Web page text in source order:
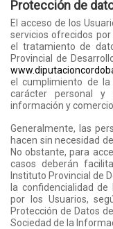
Protección de
El acceso de los
servicios ofrecidos
el tratamiento de
Provincial de
el cumplimiento de
carácter personal
información y
Generalmente, las
hacen sin necesidad
No obstante, para
casos deberán
Instituto Provincial de
la confidencialidad
por los Usuarios,
Protección de Datos
Sociedad de la